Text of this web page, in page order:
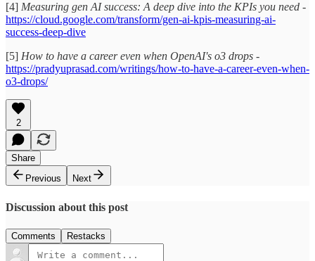
[4] Measuring gen AI success: A deep dive into the KPIs you need -
https://cloud.google.com/transform/gen-ai-kpis-measuring-ai-
success-deep-dive
[5] How to have a career even when OpenAI's o3 drops -
https://pradyuprasad.com/writings/how-to-have-a-career-even-when-
o3-drops/
2
Share
Previous
Next
Discussion about this post
Comments Restacks